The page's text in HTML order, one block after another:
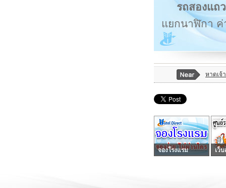
รถสองแถว
แยกนาฬิกา
หาดเจ้
จองโรงแรม เว็